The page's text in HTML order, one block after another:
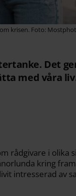
krisen. Foto:
Det
med våra
rådgivare i olika
kring
intresserad av